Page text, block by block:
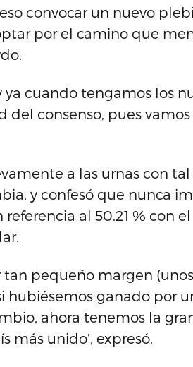
convocar un nuevo
por el camino que
ya cuando tengamos los
consenso, pues
a las urnas con
y confesó que nunca
al 50.21 % con
tan pequeño margen
hubiésemos ganado por
ahora tenemos la
más unido’, expresó.